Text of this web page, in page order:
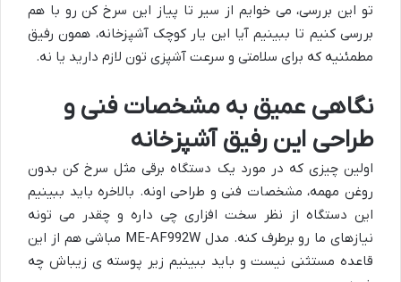
تو این بررسی، می خوایم از سیر تا پیاز این سرخ کن رو با هم
بررسی کنیم تا ببینیم آیا این یار کوچک آشپزخانه، همون رفیق
مطمئنیه که برای سلامتی و سرعت آشپزی تون لازم دارید یا نه.
نگاهی عمیق به مشخصات فنی و
طراحی این رفیق آشپزخانه
اولین چیزی که در مورد یک دستگاه برقی مثل سرخ کن بدون
روغن مهمه، مشخصات فنی و طراحی اونه. بالاخره باید ببینیم
این دستگاه از نظر سخت افزاری چی داره و چقدر می تونه
نیازهای ما رو برطرف کنه. مدل ME-AF992W مباشی هم از این
قاعده مستثنی نیست و باید ببینیم زیر پوسته ی زیباش چه